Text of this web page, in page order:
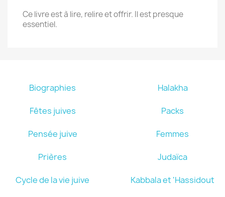
Ce livre est à lire, relire et offrir. Il est presque
essentiel.
Biographies Halakha
Fêtes juives Packs
Pensée juive Femmes
Prières Judaïca
Cycle de la vie juive Kabbala et 'Hassidout